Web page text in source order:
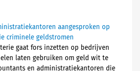
aangesproken op
criminele geldstromen
gaat fors inzetten op bedrijven
laten gebruiken om geld wit te
en administratiekantoren die